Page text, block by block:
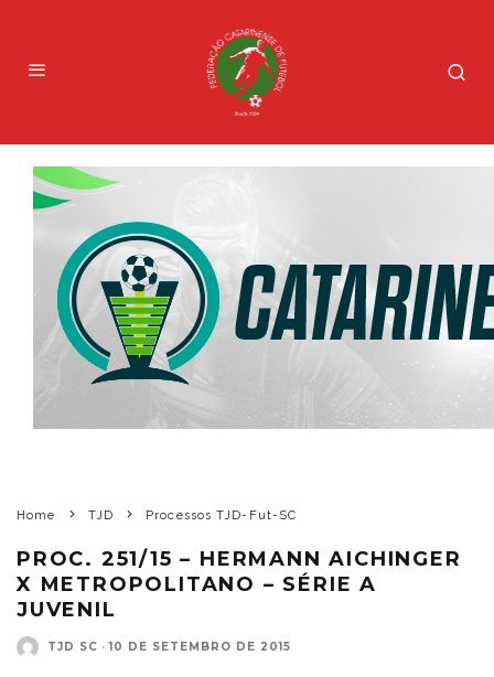
Home TJD Processos TJD-Fut-SC
PROC. 251/15 – HERMANN AICHINGER
X METROPOLITANO – SÉRIE A
JUVENIL
TJD SC · 10 DE SETEMBRO DE 2015